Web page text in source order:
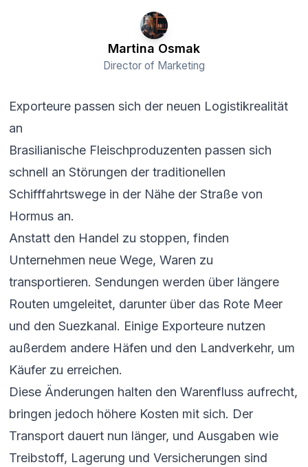
Martina Osmak
Director of Marketing
Exporteure passen sich der neuen Logistikrealität
an
Brasilianische Fleischproduzenten passen sich
schnell an Störungen der traditionellen
Schifffahrtswege in der Nähe der Straße von
Hormus an.
Anstatt den Handel zu stoppen, finden
Unternehmen neue Wege, Waren zu
transportieren. Sendungen werden über längere
Routen umgeleitet, darunter über das Rote Meer
und den Suezkanal. Einige Exporteure nutzen
außerdem andere Häfen und den Landverkehr, um
Käufer zu erreichen.
Diese Änderungen halten den Warenfluss aufrecht,
bringen jedoch höhere Kosten mit sich. Der
Transport dauert nun länger, und Ausgaben wie
Treibstoff, Lagerung und Versicherungen sind